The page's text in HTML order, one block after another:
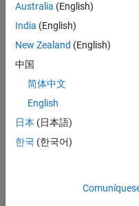
empleos
en su
zona.
Senior Security
Engineer
Infrastructure
Experimentado
Australia (English)
India (English)
New Zealand (English)
中国
简体中文
English
日本 (日本語)
한국 (한국어)